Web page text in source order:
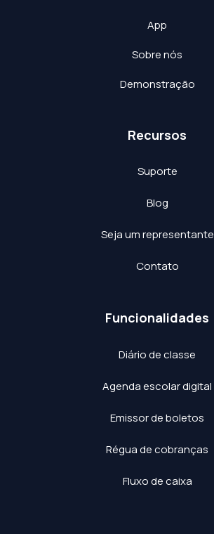
App
Sobre nós
Demonstração
Recursos
Suporte
Blog
Seja um representante
Contato
Funcionalidades
Diário de classe
Agenda escolar digital
Emissor de boletos
Régua de cobranças
Fluxo de caixa